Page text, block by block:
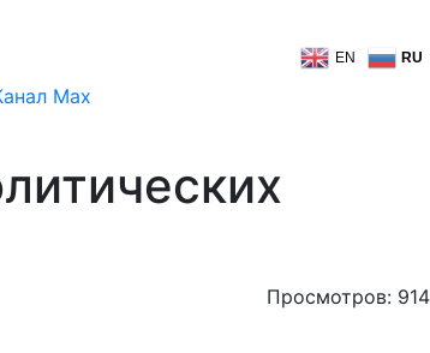
EN RU
Просмотров: 914